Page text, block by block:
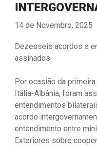
14 de Novembro, 2025
Dezesseis acordos e
assinados
Por ocasião da
Itália-Albânia, foram
entendimentos
acordo
entendimento entre
Exteriores sobre